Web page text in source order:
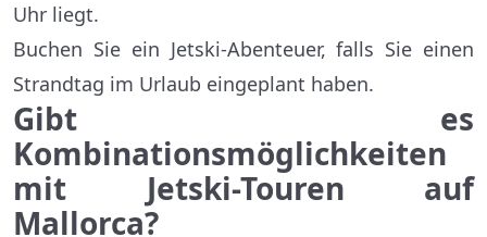
Uhr liegt.
Buchen Sie ein Jetski-Abenteuer, falls Sie einen
Strandtag im Urlaub eingeplant haben.
Gibt es
Kombinationsmöglichkeiten
mit Jetski-Touren auf
Mallorca?